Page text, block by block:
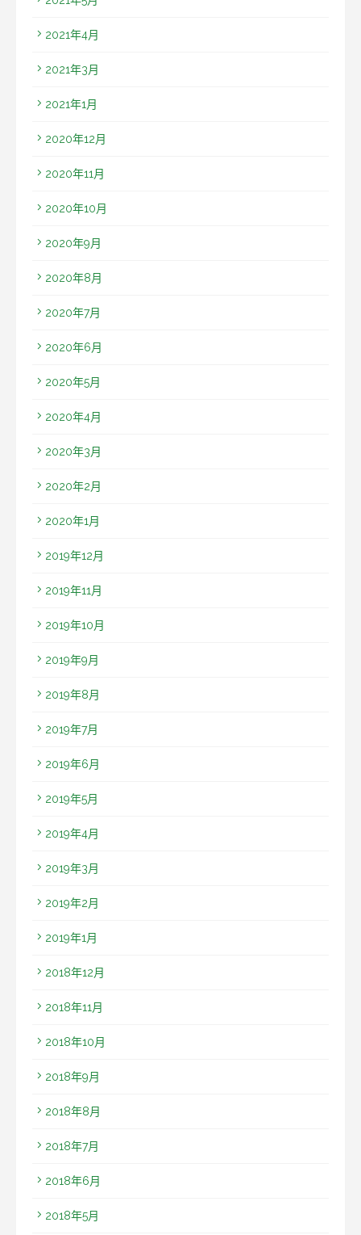
2021年4月
2021年3月
2021年1月
2020年12月
2020年11月
2020年10月
2020年9月
2020年8月
2020年7月
2020年6月
2020年5月
2020年4月
2020年3月
2020年2月
2020年1月
2019年12月
2019年11月
2019年10月
2019年9月
2019年8月
2019年7月
2019年6月
2019年5月
2019年4月
2019年3月
2019年2月
2019年1月
2018年12月
2018年11月
2018年10月
2018年9月
2018年8月
2018年7月
2018年6月
2018年5月